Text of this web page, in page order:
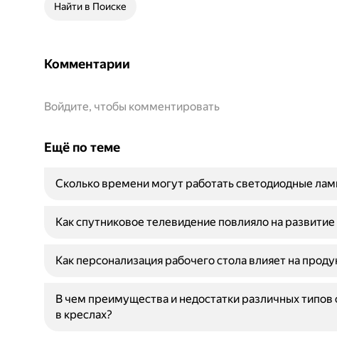
Найти в Поиске
Комментарии
Войдите, чтобы комментировать
Ещё по теме
Сколько времени могут работать светодиодные
Как спутниковое телевидение повлияло на
Как персонализация рабочего стола влияет на
В чем преимущества и недостатки различных
в креслах?